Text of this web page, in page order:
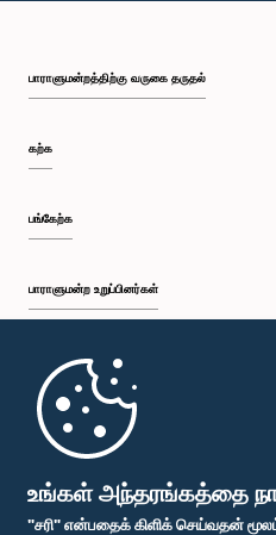
உங்கள் அந்தரங்கத்தை
"சரி" என்பதைக் கிளிக் செய்வதன்
பாராளுமன்றத்திற்கு வருகை தருதல்
கற்க
பங்கேற்க
பாராளுமன்ற உறுப்பினர்கள்
முதற்பக்கம்
பாராளுமன்ற கையடக்க செயலி